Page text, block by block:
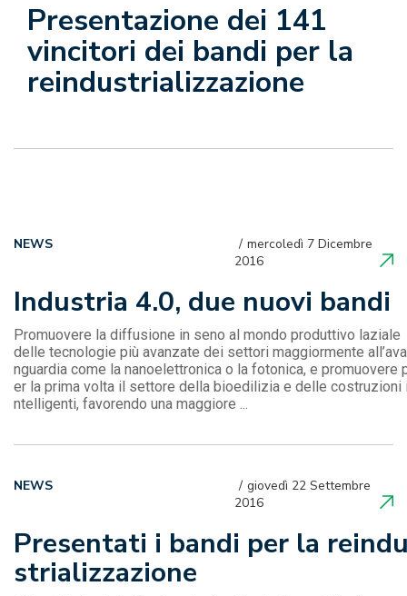
Presentazione dei 141
vincitori dei bandi per la
reindustrializzazione
Industria 4.0, due nuovi bandi
mercoledì 7 Dicembre
2016
NEWS
Promuovere la diffusione in seno al mondo produttivo laziale
delle tecnologie più avanzate dei settori maggiormente all’ava
nguardia come la nanoelettronica o la fotonica, e promuovere
er la prima volta il settore della bioedilizia e delle costruzioni
ntelligenti, favorendo una maggiore ...
Presentati i bandi per la
strializzazione
giovedì 22 Settembre
2016
NEWS